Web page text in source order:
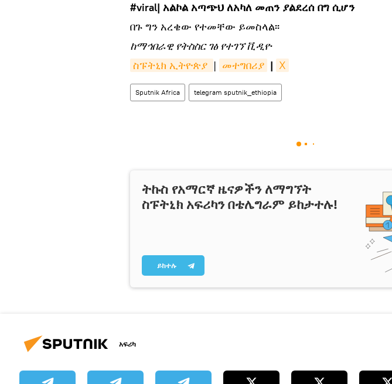
#viral| አልኮል አጣጭህ ለአካለ መጠን ያልደረሰ በግ ሲሆን
በጉ ግን አረቄው የተመቸው ይመስላል፡፡
ከማኅበራዊ የትስስር ገፅ የተገኘ ቪዲዮ
ስፑትኒክ ኢትዮጵያ | መተግበሪያ | X
Sputnik Africa telegram sputnik_ethiopia
ትኩስ የአማርኛ ዜናዎችን ለማግኘት
ስፑትኒክ አፍሪካን በቴሌግራም ይከታተሉ!
ይከተሉ
አፍሪካ